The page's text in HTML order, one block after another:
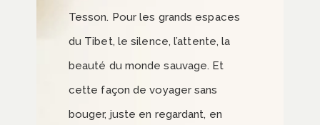
Tesson. Pour les grands espaces
du Tibet, le silence, l’attente, la
beauté du monde sauvage. Et
cette façon de voyager sans
bouger, juste en regardant, en